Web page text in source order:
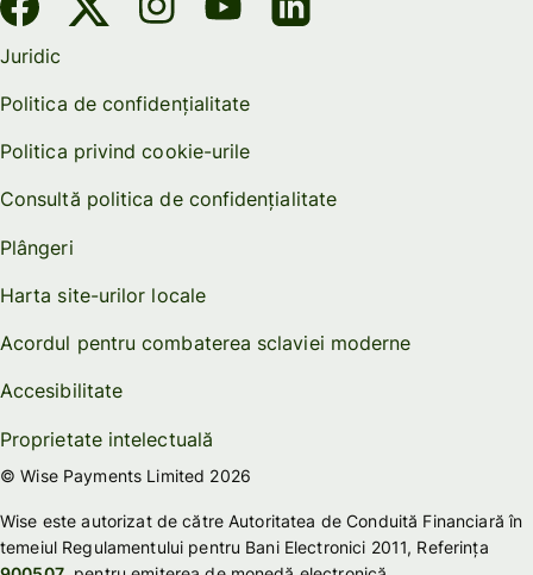
Juridic
Politica de confidențialitate
Politica privind cookie-urile
Consultă politica de confidențialitate
Plângeri
Harta site-urilor locale
Acordul pentru combaterea sclaviei moderne
Accesibilitate
Proprietate intelectuală
© Wise Payments Limited 2026
Wise este autorizat de către Autoritatea de Conduită Financiară în
temeiul Regulamentului pentru Bani Electronici 2011, Referința